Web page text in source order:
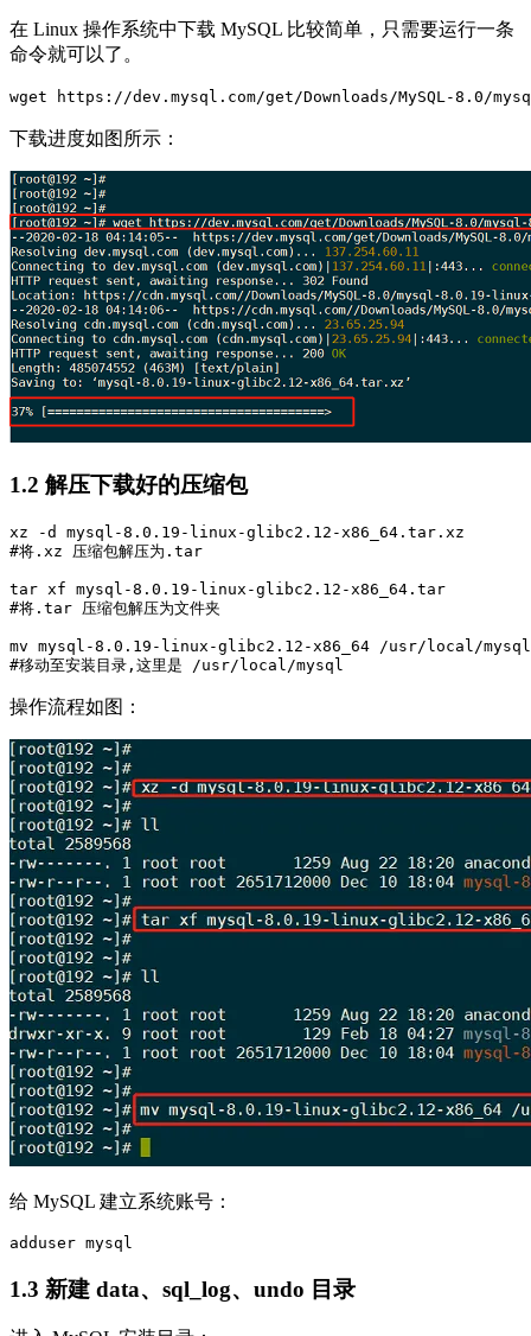
在 Linux 操作系统中下载 MySQL 比较简单，只需要运行一条
命令就可以了。
下载进度如图所示：
1.2 解压下载好的压缩包
xz -d mysql-8.0.19-linux-glibc2.12-x86_64.tar.xz
#将.xz 压缩包解压为.tar
tar xf mysql-8.0.19-linux-glibc2.12-x86_64.tar
#将.tar 压缩包解压为文件夹
mv mysql-8.0.19-linux-glibc2.12-x86_64 /usr/local/
操作流程如图：
给 MySQL 建立系统账号：
1.3 新建 data、sql_log、undo 目录